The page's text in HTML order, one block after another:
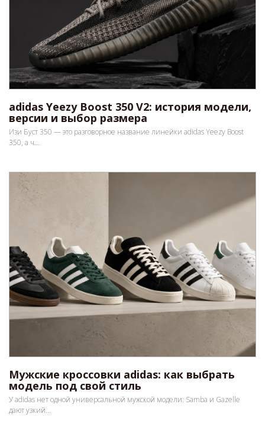
adidas Yeezy Boost 350 V2: история модели,
версии и выбор размера
Изи Буст 350 — это разговорное название линейки adidas Yeezy Boost
350, а ч...
Мужские кроссовки adidas: как выбрать
модель под свой стиль
У adidas нет одной универсальной мужской модели: Samba и Gazelle
дают узкий...